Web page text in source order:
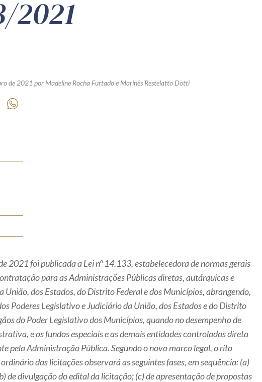
2021
de 2021 por Madeline Rocha Furtadoe Marinês Restelatto Dotti
2021 foi publicada a Lei nº 14.133, estabelecedora de normas gerais
para as Administrações Públicas diretas, autárquicas e
União, dos Estados, do Distrito Federal e dos Municípios, abrangendo,
Poderes Legislativo e Judiciário da União, dos Estados e do Distrito
do Poder Legislativo dos Municípios, quando no desempenho de
e os fundos especiais e as demais entidades controladas direta
pela Administração Pública. Segundo o novo marco legal, o rito
das licitações observará as seguintes fases, em sequência: (a)
de divulgação do edital da licitação; (c) de apresentação de propostas